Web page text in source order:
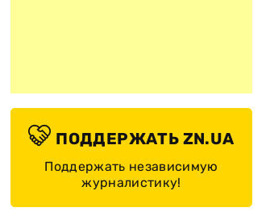
ПОДДЕРЖАТЬ ZN.UA
Поддержать независимую
журналистику!